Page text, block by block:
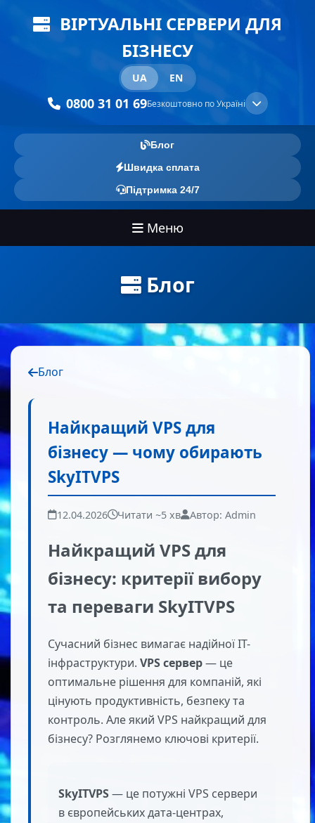
ВІРТУАЛЬНІ СЕРВЕРИ ДЛЯ
БІЗНЕСУ
UA EN
0800 31 01 69Безкоштовно по Україні
Блог
Швидка сплата
Підтримка 24/7
Меню
Блог
Блог
Найкращий VPS для
бізнесу — чому обирають
SkyITVPS
12.04.2026 Читати ~5 хв Автор: Admin
Найкращий VPS для
бізнесу: критерії вибору
та переваги SkyITVPS
Сучасний бізнес вимагає надійної IT-
інфраструктури. VPS сервер— це
оптимальне рішення для компаній, які
цінують продуктивність, безпеку та
контроль. Але який VPS найкращий для
бізнесу? Розглянемо ключові критерії.
SkyITVPS— це потужні VPS сервери
в європейських дата-центрах,